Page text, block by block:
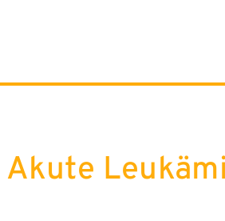
Akute